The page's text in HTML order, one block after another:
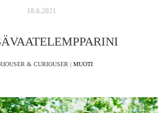
18.6.2021
& CURIOUSER | MUOTI